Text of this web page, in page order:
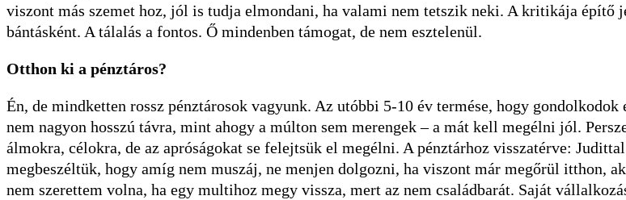
viszont más szemet hoz, jól is tudja elmondani, ha valami nem tetszik neki. A kritikája építő
bántásként. A tálalás a fontos. Ő mindenben támogat, de nem esztelenül.
Otthon ki a pénztáros?
Én, de mindketten rossz pénztárosok vagyunk. Az utóbbi 5-10 év termése, hogy
nem nagyon hosszú távra, mint ahogy a múlton sem merengek – a mát kell megélni jól.
álmokra, célokra, de az apróságokat se felejtsük el megélni. A pénztárhoz visszatérve:
megbeszéltük, hogy amíg nem muszáj, ne menjen dolgozni, ha viszont már megőrül itthon,
nem szerettem volna, ha egy multihoz megy vissza, mert az nem családbarát. Saját